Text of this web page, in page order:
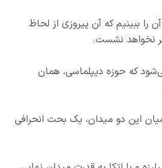
ببینیم که آن پیروزی از لحاظ
نخواهد نشست.
که حوزه دیپلماسی، همان
میان این دو میدان، یک بحث انحرافی